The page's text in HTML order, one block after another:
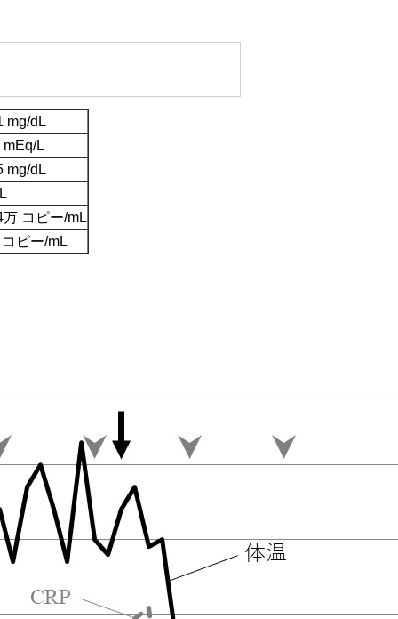
mg/dL
mEq/L
mg/dL
万 コピー/mL
ピー/mL